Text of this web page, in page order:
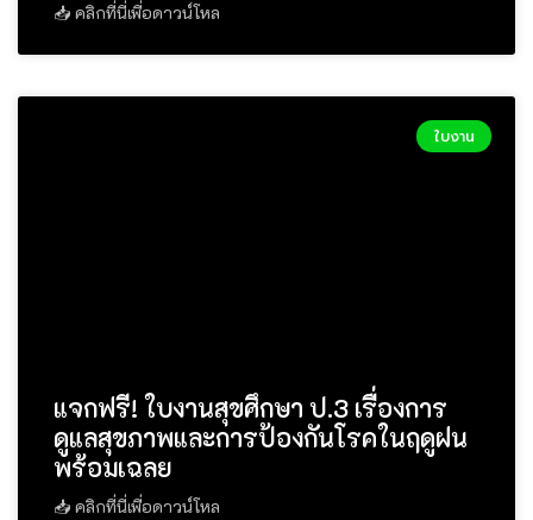
📥 คลิกที่นี่เพื่อดาวน์โหล
ใบงาน
แจกฟรี! ใบงานสุขศึกษา ป.3 เรื่องการ
ดูแลสุขภาพและการป้องกันโรคในฤดูฝน
พร้อมเฉลย
📥 คลิกที่นี่เพื่อดาวน์โหล